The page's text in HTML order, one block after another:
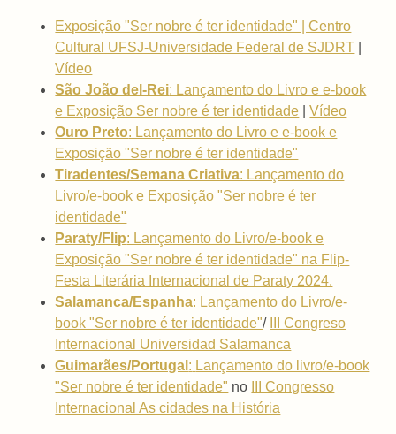
Exposição "Ser nobre é ter identidade" | Centro
Cultural UFSJ-Universidade Federal de SJDRT
Vídeo
São João del-Rei: Lançamento do Livro e e-book
e Exposição Ser nobre é ter identidade |Vídeo
Ouro Preto: Lançamento do Livro e e-book e
Exposição "Ser nobre é ter identidade"
Tiradentes/Semana Criativa: Lançamento do
Livro/e-book e Exposição "Ser nobre é ter
identidade"
Paraty/Flip: Lançamento do Livro/e-book e
Exposição "Ser nobre é ter identidade" na Flip-
Festa Literária Internacional de Paraty 2024.
Salamanca/Espanha: Lançamento do Livro/e-
book "Ser nobre é ter identidade"/
III Congreso
Internacional Universidad Salamanca
Guimarães/Portugal : Lançamento do livro/e-book
"Ser nobre é ter identidade" no
III Congresso
Internacional As cidades na História